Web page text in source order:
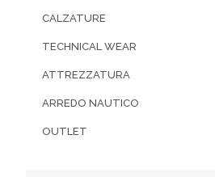
CALZATURE
TECHNICAL WEAR
ATTREZZATURA
ARREDO NAUTICO
OUTLET